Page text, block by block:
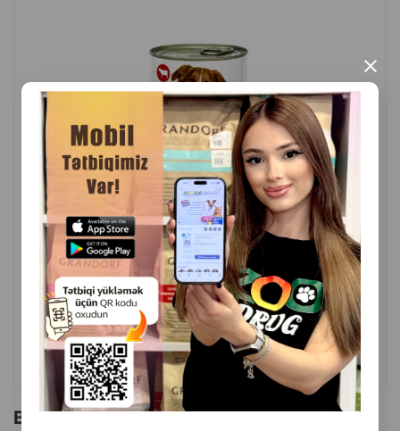
×
( Rəylər)
Çəki Qiymət
Almaq
1 ədəd
5 6.00
ALMAQ
Bu brendin başqa məhsulları